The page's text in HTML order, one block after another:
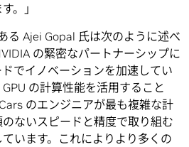
。」
る Ajei Gopal 氏は次のように述べ
の緊密なパートナーシップに
でイノベーションを加速してい
の計算性能を活用すること
のエンジニアが最も複雑な計
ないスピードと精度で取り組む
います。これによりより多くの